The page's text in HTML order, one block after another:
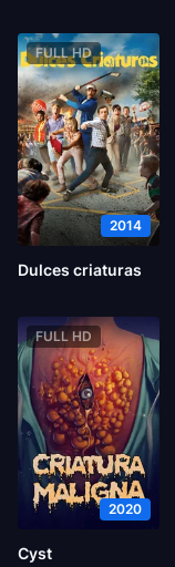
FULL HD
2014
Dulces criaturas
FULL HD
2020
Cyst